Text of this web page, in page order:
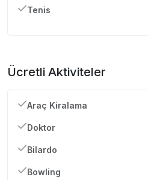
Tenis
Ücretli Aktiviteler
Araç Kiralama
Doktor
Bilardo
Bowling